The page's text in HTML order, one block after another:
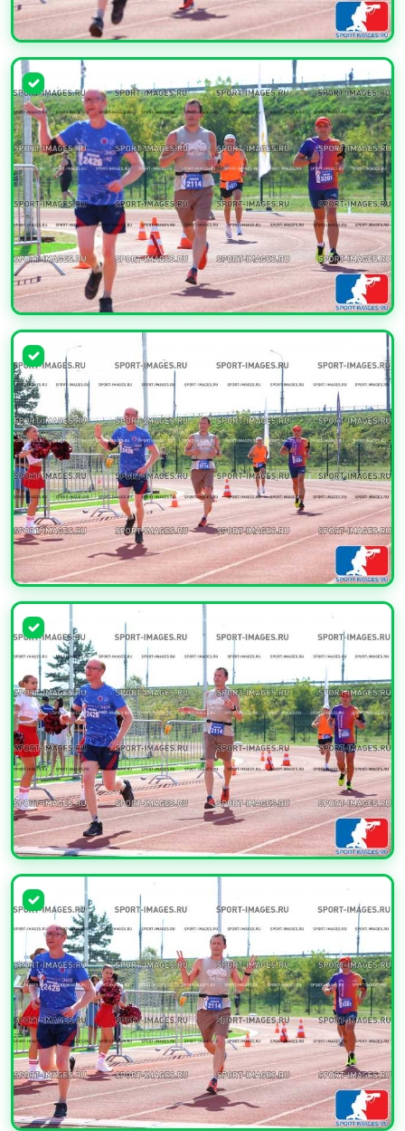
УВЕЛИЧИТЬ
УВЕЛИЧИТЬ
УВЕЛИЧИТЬ
УВЕЛИЧИТЬ